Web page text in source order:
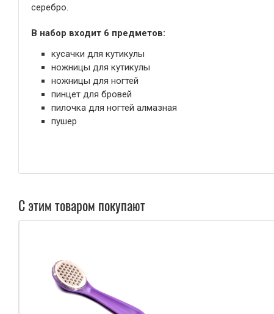
серебро.
В набор входит 6 предметов:
кусачки для кутикулы
ножницы для кутикулы
ножницы для ногтей
пинцет для бровей
пилочка для ногтей алмазная
пушер
С этим товаром покупают